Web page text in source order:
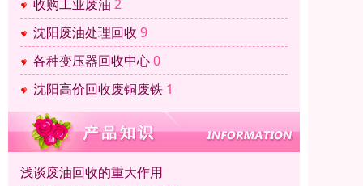
收购工业废油 2
沈阳废油处理回收 9
各种变压器回收中心0
沈阳高价回收废铜废铁 1
浅谈废油回收的重大作用